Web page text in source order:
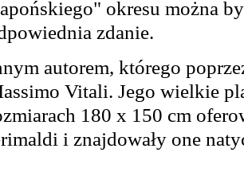
okresu można
zdanie.
autorem, którego
Vitali. Jego wielkie
180 x 150 cm
i znajdowały one